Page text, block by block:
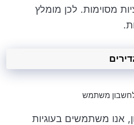
מסוימות. לכן מומלץ
לחשבון משתמש
אנו משתמשים בעוגיות